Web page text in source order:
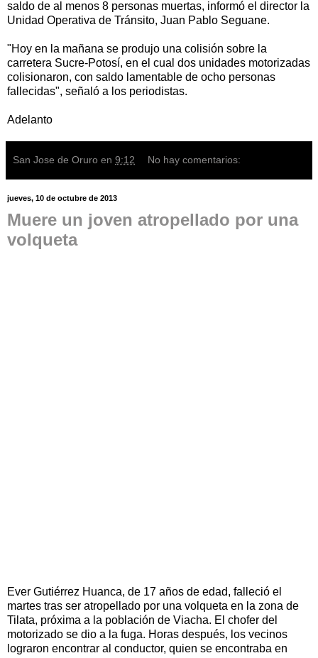
saldo de al menos 8 personas muertas, informó el director la
Unidad Operativa de Tránsito, Juan Pablo Seguane.
"Hoy en la mañana se produjo una colisión sobre la
carretera Sucre-Potosí, en el cual dos unidades motorizadas
colisionaron, con saldo lamentable de ocho personas
fallecidas", señaló a los periodistas.
Adelanto
San Jose de Oruro en 9:12 No hay comentarios:
jueves, 10 de octubre de 2013
Muere un joven atropellado por una
volqueta
Ever Gutiérrez Huanca, de 17 años de edad, falleció el
martes tras ser atropellado por una volqueta en la zona de
Tilata, próxima a la población de Viacha. El chofer del
motorizado se dio a la fuga. Horas después, los vecinos
lograron encontrar al conductor, quien se encontraba en